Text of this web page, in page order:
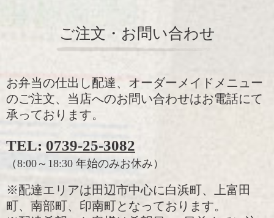
ご注文・お問い合わせ
お弁当の仕出し配達、オーダーメイドメニュー
のご注文、当店へのお問い合わせはお電話にて
承っております。
TEL: 0739-25-3082
（8:00～18:30 年始のみお休み）
※配達エリアは田辺市中心に白浜町、上富田
町、南部町、印南町となっております。